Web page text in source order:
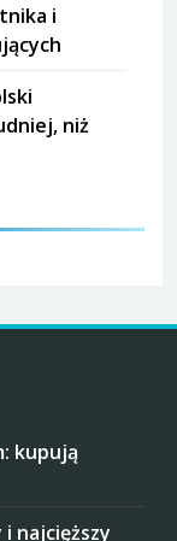
i
niż
kupują
najcięższy